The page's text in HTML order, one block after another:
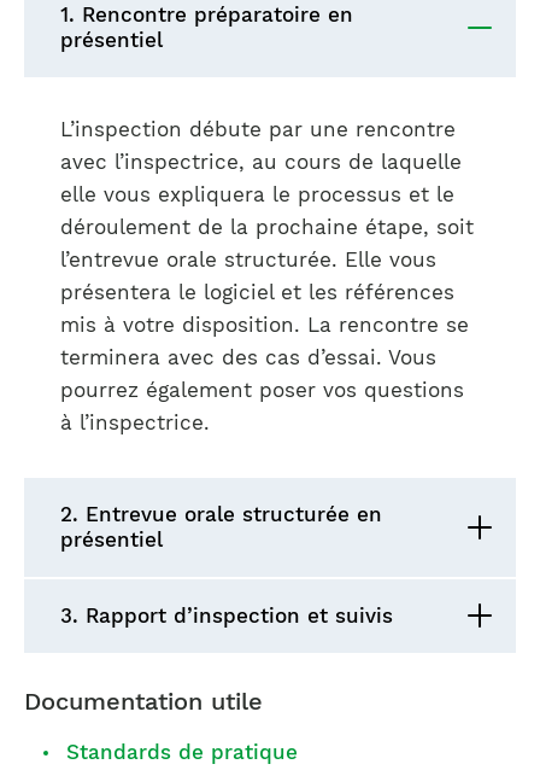
1. Rencontre préparatoire en
présentiel
L’inspection débute par une rencontre
avec l’inspectrice, au cours de laquelle
elle vous expliquera le processus et le
déroulement de la prochaine étape, soit
l’entrevue orale structurée. Elle vous
présentera le logiciel et les références
mis à votre disposition. La rencontre se
terminera avec des cas d’essai. Vous
pourrez également poser vos questions
à l’inspectrice.
2. Entrevue orale structurée en
présentiel
3. Rapport d’inspection et suivis
Documentation utile
Standards de pratique